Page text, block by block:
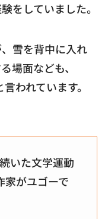
をしていました。
雪を背中に入れ
場面なども、
われています。
いた文学運動
がユゴーで